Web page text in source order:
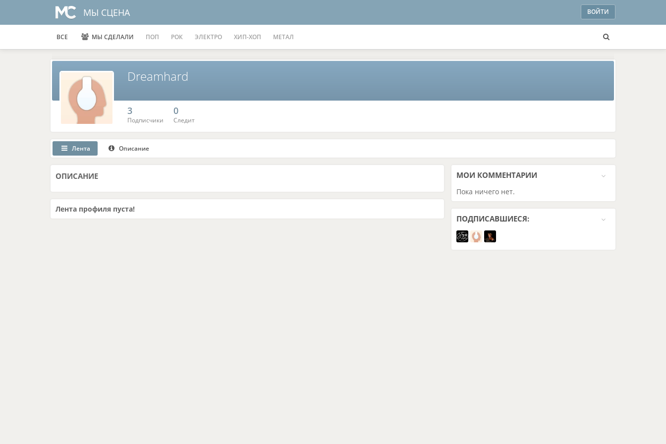
МЫ СЦЕНА ВОЙТИ
ВСЕ МЫ СДЕЛАЛИ ПОП РОК ЭЛЕКТРО ХИП-ХОП МЕТАЛ
Dreamhard
3
Подписчики
0
Следит
Лента Описание
ОПИСАНИЕ
Лента профиля пуста!
МОИ КОММЕНТАРИИ
Пока ничего нет.
ПОДПИСАВШИЕСЯ: